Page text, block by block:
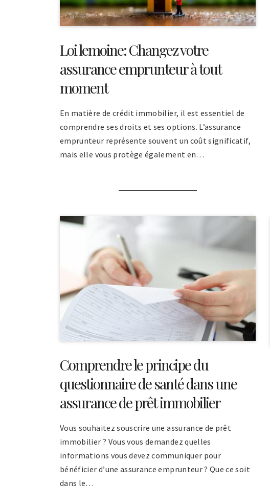
Loi lemoine: Changez votre
assurance emprunteur à tout
moment
En matière de crédit immobilier, il est essentiel de
comprendre ses droits et ses options. L’assurance
emprunteur représente souvent un coût significatif,
mais elle vous protège également en…
Comprendre le principe du
questionnaire de santé dans une
assurance de prêt immobilier
Vous souhaitez souscrire une assurance de prêt
immobilier ? Vous vous demandez quelles
informations vous devez communiquer pour
bénéficier d’une assurance emprunteur ? Que ce soit
dans le…